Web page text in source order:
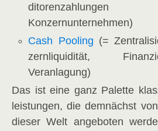
Konzernunternehmen)
Cash Poo­ling (=
zern­li­qui­di­tät,
Veranlagung)
Das ist eine ganz Palet­te
leis­tun­gen, die dem­nächst
die­ser Welt ange­bo­ten